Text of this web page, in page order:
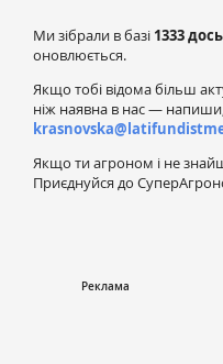
Ми зібрали в базі 1333
оновлюється.
Якщо тобі відома більш
ніж наявна в нас —
Якщо ти агроном і не
Приєднуйся до